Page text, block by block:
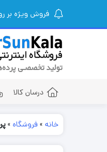
فروش ویژه بر
درسان کالا
خانه »فروشگاه »پرده